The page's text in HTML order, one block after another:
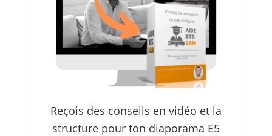
Reçois des conseils en vidéo et la
structure pour ton diaporama E5